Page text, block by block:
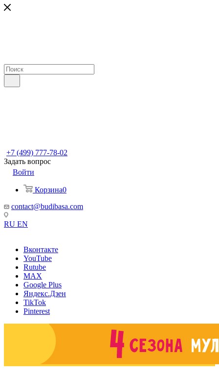
+7 (499) 777-78-02
Задать вопрос
Войти
Корзина0
contact@budibasa.com
RU EN
Вконтакте
YouTube
Rutube
MAX
Google Plus
Яндекс.Дзен
TikTok
Pinterest